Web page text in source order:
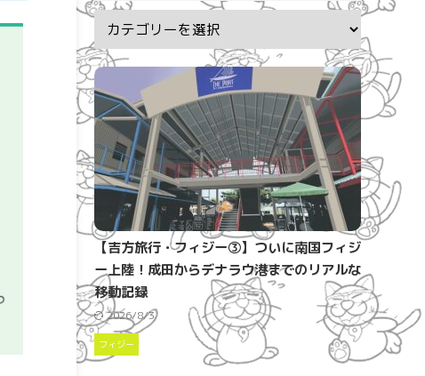
【吉方旅行・フィジー③】ついに南国フィジ
ー上陸！成田からデナラウ港までのリアルな
移動記録
2026/8/3
フィジー